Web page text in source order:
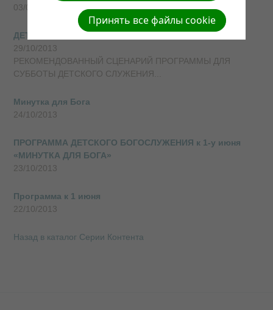
03/04/2014
ДЕТИ В ОПАСНОСТИ
29/10/2013
РЕКОМЕНДОВАННЫЙ СЦЕНАРИЙ ПРОГРАММЫ ДЛЯ
СУББОТЫ ДЕТСКОГО СЛУЖЕНИЯ...
Минутка для Бога
24/10/2013
ПРОГРАММА ДЕТСКОГО БОГОСЛУЖЕНИЯ к 1-у июня
«МИНУТКА ДЛЯ БОГА»
23/10/2013
Программа к 1 июня
22/10/2013
Назад в каталог Серии Контента
Принять все файлы cookie